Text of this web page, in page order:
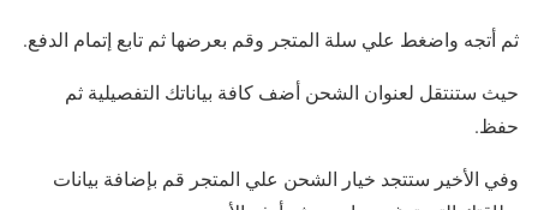
ثم أتجه واضغط علي سلة المتجر وقم بعرضها ثم تابع إتمام الدفع.
حيث ستنتقل لعنوان الشحن أضف كافة بياناتك التفصيلية ثم
حفظ.
وفي الأخير ستتجد خيار الشحن علي المتجر قم بإضافة بيانات